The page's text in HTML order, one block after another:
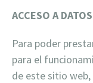
ACCESO A
Para poder
para el
de este sitio